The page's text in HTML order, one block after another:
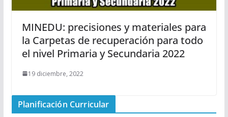
MINEDU: precisiones y materiales para
la Carpetas de recuperación para todo
el nivel Primaria y Secundaria 2022
19 diciembre, 2022
Planificación Curricular